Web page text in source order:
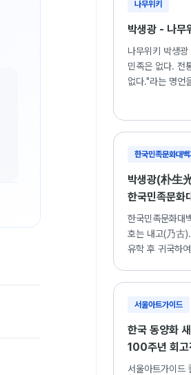
나무위키
박생광 - 나무
나무위키 박생
민족은 없다. 전
없다."라는 명언
한국민족문화대백
박생광(朴生
한국민족문화
한국민족문화대
호는 내고(乃古
유학 후 귀국하
서울아트가이드
한국 동양화
100주년 회
서울아트가이
서울아트가이드